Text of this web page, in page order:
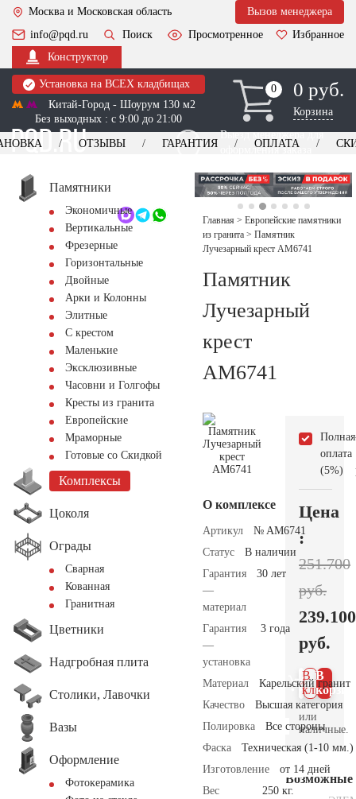
Москва и Московская область
Вызов менеджера
info@pqd.ru
Поиск Просмотренное
Избранное
Конструктор
Установка на ВСЕХ кладбищах
Китай-Город - Шоурум 130 м2
Без выходных : с 9:00 до 21:00
0
0 0 руб.
Корзина
Выезд менеджера для
оформления заказа
+7 (495) 518-44-23
Обратный звонок
ОТЗЫВЫ ГАРАНТИЯ ОПЛАТА
Памятники
Экономичные
Вертикальные
Фрезерные
Горизонтальные
Двойные
Арки и Колонны
Элитные
С крестом
Маленькие
Эксклюзивные
Часовни и Голгофы
Кресты из гранита
Европейские
Мраморные
Готовые со Скидкой
Комплексы
Цоколя
Ограды
Сварная
Кованная
Гранитная
Цветники
Надгробная плита
Столики, Лавочки
Вазы
Оформление
Фотокерамика
Главная > Европейские памятники
из гранита > Памятник
Лучезарный крест AM6741
Памятник
Лучезарный
крест
AM6741
О комплексе
Артикул
№ AM6741
Статус
В наличии
Гарантия
—
материал
30 лет
Гарантия
—
установка
3 года
Материал
Карельский гранит
Качество
Высшая категория
Полировка
Все стороны
Фаска
Техническая (1-10 мм.)
Изготовление
от 14 дней
Вес
250 кг.
Полная
оплата
(5%)
Цена
:
251.700
руб.
239.100
руб.
В
В 1
клик
или
наличные.
Возможные